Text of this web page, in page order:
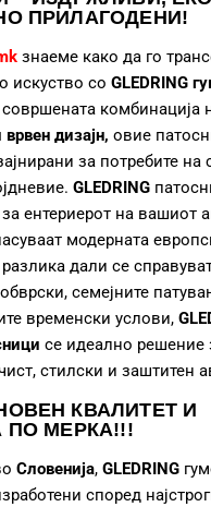
ПРИЛАГОДЕНИ!
знаеме како да го
искуство со GLEDRING
комбинација
дизајн, овие
за потребите на
GLEDRING
ентериерот на вашиот
модерната
дали се
семејните
временски услови,
се идеално решение
стилски и заштитен
КВАЛИТЕТ И
ПО МЕРКА!!!
Словенија, GLEDRING
според